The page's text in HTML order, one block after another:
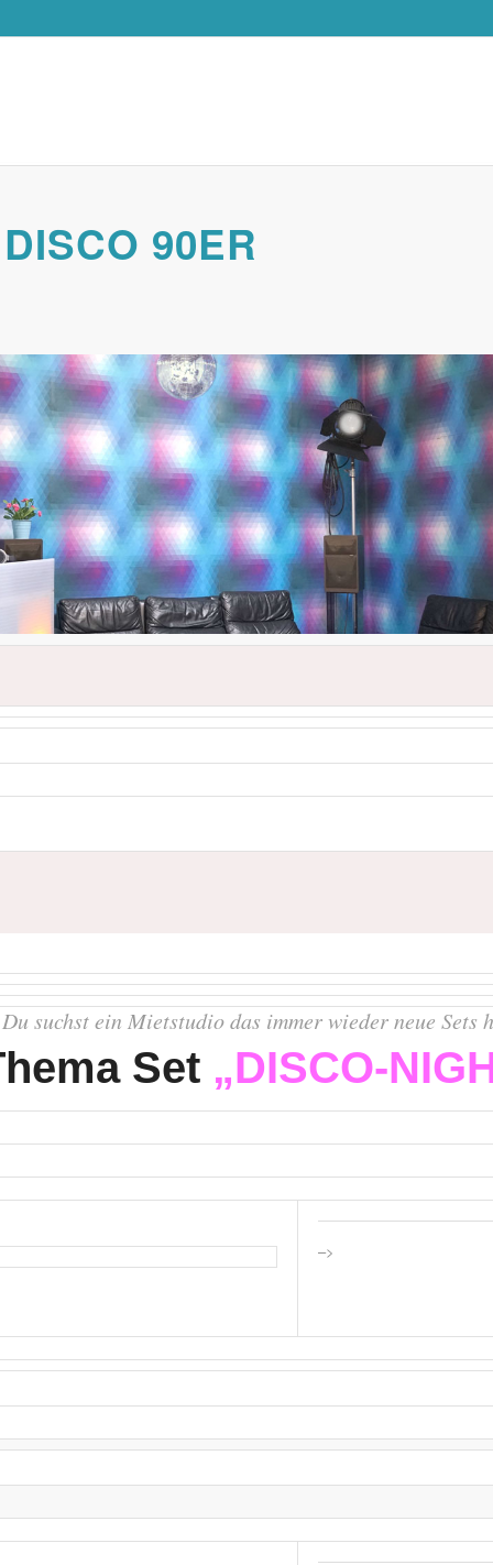
90ER
Du suchst ein Mietstudio das immer wieder neue Sets
Set „DISCO-
–>